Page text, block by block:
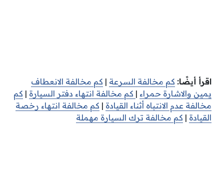
اقرأ أيضًا: كم مخالفة السرعة | كم مخالفة الانعطاف
يمين والاشارة حمراء | كم مخالفة انتهاء دفتر السيارة | كم
مخالفة عدم الانتباه أثناء القيادة | كم مخالفة انتهاء رخصة
القيادة | كم مخالفة ترك السيارة مهملة